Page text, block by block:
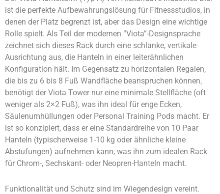
ist die perfekte Aufbewahrungslösung für Fitnessstudios, in
denen der Platz begrenzt ist, aber das Design eine wichtige
Rolle spielt. Als Teil der modernen “Viota”-Designsprache
zeichnet sich dieses Rack durch eine schlanke, vertikale
Ausrichtung aus, die Hanteln in einer leiterähnlichen
Konfiguration hält. Im Gegensatz zu horizontalen Regalen,
die bis zu 6 bis 8 Fuß Wandfläche beanspruchen können,
benötigt der Viota Tower nur eine minimale Stellfläche (oft
weniger als 2×2 Fuß), was ihn ideal für enge Ecken,
Säulenumhüllungen oder Personal Training Pods macht. Er
ist so konzipiert, dass er eine Standardreihe von 10 Paar
Hanteln (typischerweise 1-10 kg oder ähnliche kleine
Abstufungen) aufnehmen kann, was ihn zum idealen Rack
für Chrom-, Sechskant- oder Neopren-Hanteln macht.
Funktionalität und Schutz sind im Wiegendesign vereint.